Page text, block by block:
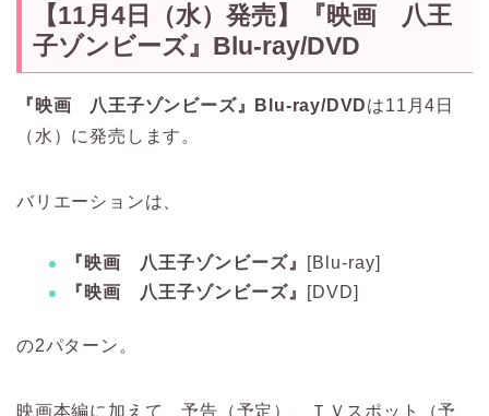
【11月4日（水）発売】
『映画 八王
子ゾンビーズ』Blu-ray/DVD
『映画 八王子ゾンビーズ』Blu-ray/DVDは11月4日
（水）に発売します。
バリエーションは、
『映画 八王子ゾンビーズ』
[Blu-ray]
『映画 八王子ゾンビーズ』
[DVD]
の2パターン。
映画本編に加えて、予告（予定）、ＴＶスポット（予